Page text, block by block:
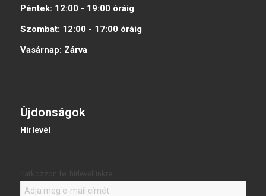
Péntek: 12:00 - 19:00 óráig
Szombat: 12:00 - 17:00 óráig
Vasárnap: Zárva
Újdonságok
Hírlevél